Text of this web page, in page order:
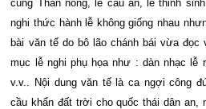
cúng Thần nông, lễ cầu an, lễ thỉnh
nghi thức hành lễ không giống nhau
bài văn tế do bô lão chánh bái vừa
mục lễ nghi phụ họa như : dàn nhạc lễ
v.v.. Nội dung văn tế là ca ngợi công
cầu khẩn đất trời cho quốc thái dân an,